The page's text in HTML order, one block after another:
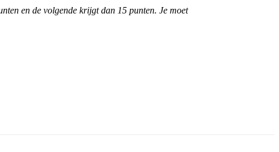
en de volgende krijgt dan 15 punten. Je moet